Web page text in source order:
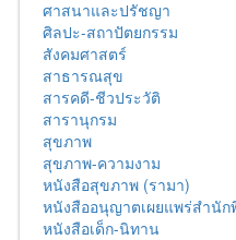
ศาสนาและปรัชญา
ศิลปะ-สถาปัตยกรรม
สังคมศาสตร์
สาธารณสุข
สารคดี-ชีวประวัติ
สารานุกรม
สุขภาพ
สุขภาพ-ความงาม
หนังสือสุขภาพ (รามา)
หนังสืออนุญาตเผยแพร่สำนัก
หนังสือเด็ก-นิทาน